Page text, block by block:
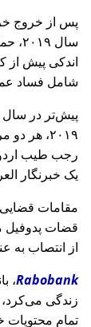
پس از خروج
سال
شامل فساد
رجب طیب
یک خبرنگار
مقامات قضایی
قضات پدوفیل
از انتصاب به
Rabobank
زندگی می‌کرد،